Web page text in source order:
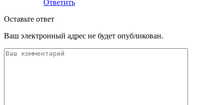
Ответить
Оставьте ответ
Ваш электронный адрес не будет опубликован.